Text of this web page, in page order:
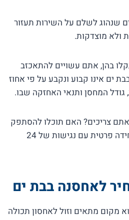
שנהוג לשלם על השירות תעזור
ולא מוצדקות.
בהן, אתם עשויים להתאכזב
ים אינו קבוע ונקבע על פי אחוז
המחסן ותנאי האחזקה שבו.
צריכים? האם תוכלו להסתפק
במחסן משותף וזול או ביחידה פרטית עם נגישות של 24
לאחסנה בבת ים
מקום מתאים וזול לאחסון תכולה